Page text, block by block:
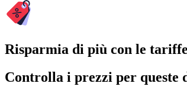
Risparmia di più con le
Controlla i prezzi per queste